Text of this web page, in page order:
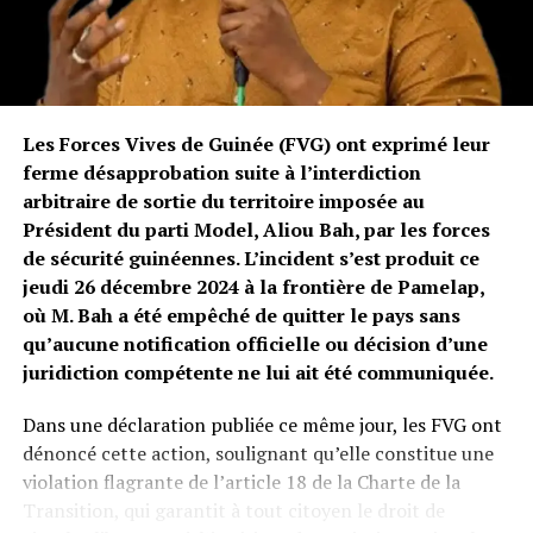
convocation du congrès. Il précise que celle-ci a été
faite dans les délais requis et conformément aux
dispositions statutaires, après la levée judiciaire de la
suspension initiale.
Refus d’une immixtion dans les affaires internes du
parti
Cellou Dalein s’oppose fermement à l’injonction du
ministère d’engager un dialogue avec toutes les
sensibilités du parti, y compris le MR-UFDG, qu’il
qualifie de mouvement sans existence juridique et
composé de membres ayant renoncé aux valeurs
fondatrices du parti. Il y voit uneimmixtion illégale
dans la vie interne d’un parti, une atteinte à la liberté
d’association et un abus de pouvoir.
Appel au respect de la légalité et de l’indépendance
Les Forces Vives de Guinée (FVG) ont exprimé leur
ferme désapprobation suite à l’interdiction
arbitraire de sortie du territoire imposée au
Président du parti Model, Aliou Bah, par les forces
de sécurité guinéennes. L’incident s’est produit ce
jeudi 26 décembre 2024 à la frontière de Pamelap,
où M. Bah a été empêché de quitter le pays sans
qu’aucune notification officielle ou décision d’une
juridiction compétente ne lui ait été communiquée.
Dans une déclaration publiée ce même jour, les FVG ont
dénoncé cette action, soulignant qu’elle constitue une
violation flagrante de l’article 18 de la Charte de la
Transition, qui garantit à tout citoyen le droit de